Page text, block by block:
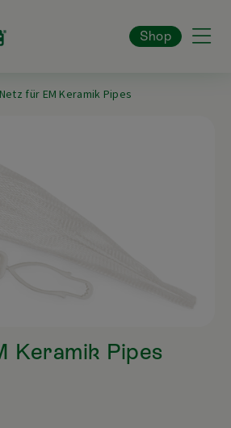
Shop
Netz für EM Keramik Pipes
Keramik Pipes